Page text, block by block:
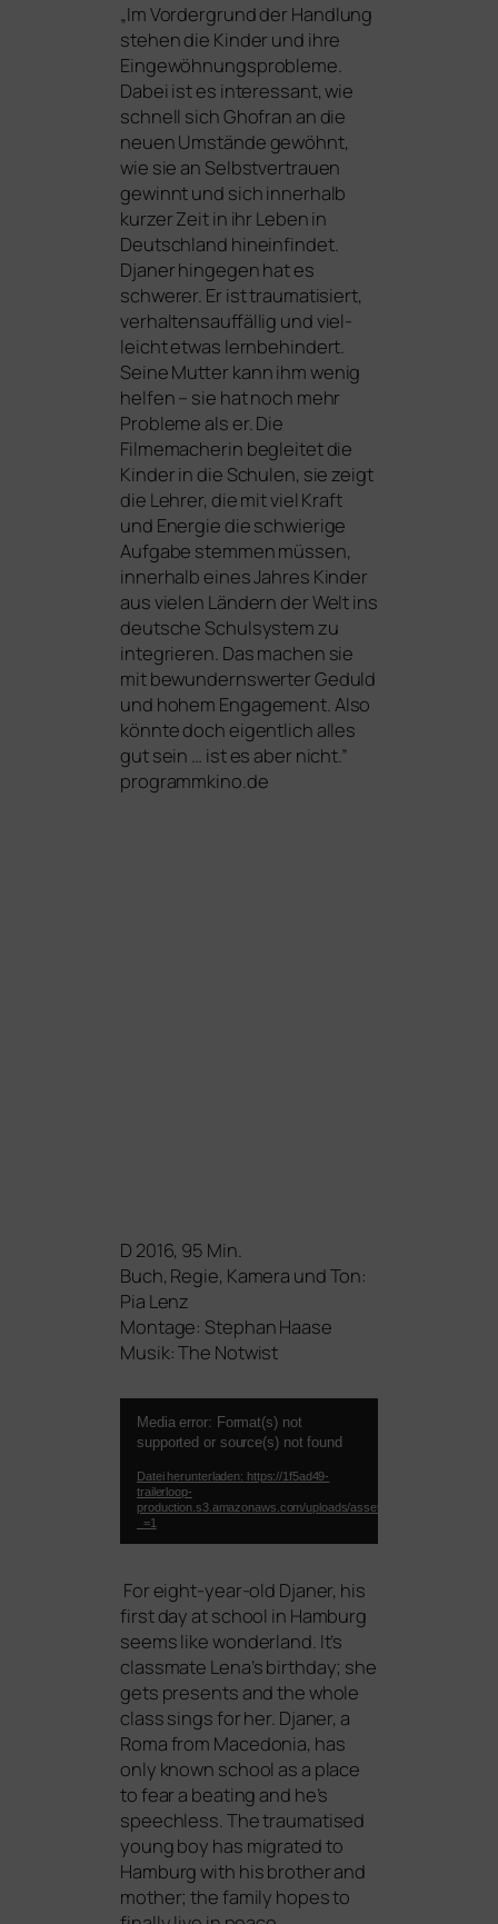
„Im Vordergrund der Handlung
ste­hen die Kinder und ihre
Eingewöhnungsprobleme.
Dabei ist es inter­es­sant, wie
schnell sich Ghofran an die
neu­en Umstände gewöhnt,
wie sie an Selbstvertrauen
gewinnt und sich inner­halb
kur­zer Zeit in ihr Leben in
Deutschland hin­ein­fin­det.
Djaner hin­ge­gen hat es
schwe­rer. Er ist trau­ma­ti­siert,
ver­hal­tens­auf­fäl­lig und viel­
leicht etwas lern­be­hin­dert.
Seine Mutter kann ihm wenig
hel­fen – sie hat noch mehr
Probleme als er. Die
Filmemacherin beglei­tet die
Kinder in die Schulen, sie zeigt
die Lehrer, die mit viel Kraft
und Energie die schwie­ri­ge
Aufgabe stem­men müs­sen,
inner­halb eines Jahres Kinder
aus vie­len Ländern der Welt ins
deut­sche Schulsystem zu
inte­grie­ren. Das machen sie
mit bewun­derns­wer­ter Geduld
und hohem Engagement. Also
könn­te doch eigent­lich alles
gut sein … ist es aber nicht.”
programmkino.de
D 2016, 95 Min.
Buch, Regie, Kamera und Ton:
Pia Lenz
Montage: Stephan Haase
Musik: The Notwist
Video-
Player
Media error: Format(s) not
supported or source(s) not found
Datei herunterladen: https://1f5ad49-
trailerloop-
production.s3.amazonaws.com/uploads/asset_preview/video/file/
_=1
For eight-year-old Djaner, his
first day at school in Hamburg
seems like won­der­land. It’s
class­ma­te Lena’s bir­th­day; she
gets pres­ents and the who­le
class sings for her. Djaner, a
Roma from Macedonia, has
only known school as a place
to fear a bea­ting and he’s
speechl­ess. The trau­ma­tis­ed
young boy has migra­ted to
Hamburg with his brot­her and
mother; the fami­ly hopes to